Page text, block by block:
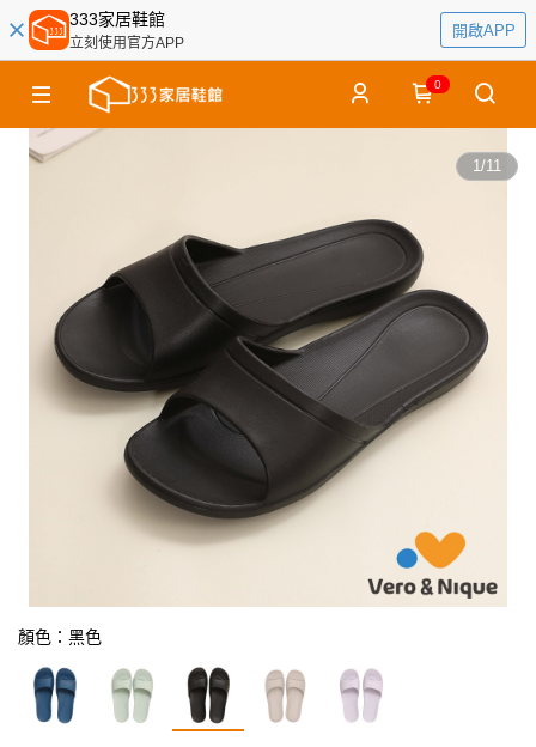
333家居鞋館
立刻使用官方APP
開啟APP
0
1/11
顏色：黑色